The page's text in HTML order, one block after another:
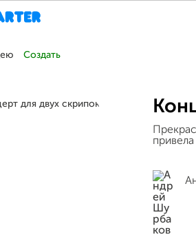
Создать